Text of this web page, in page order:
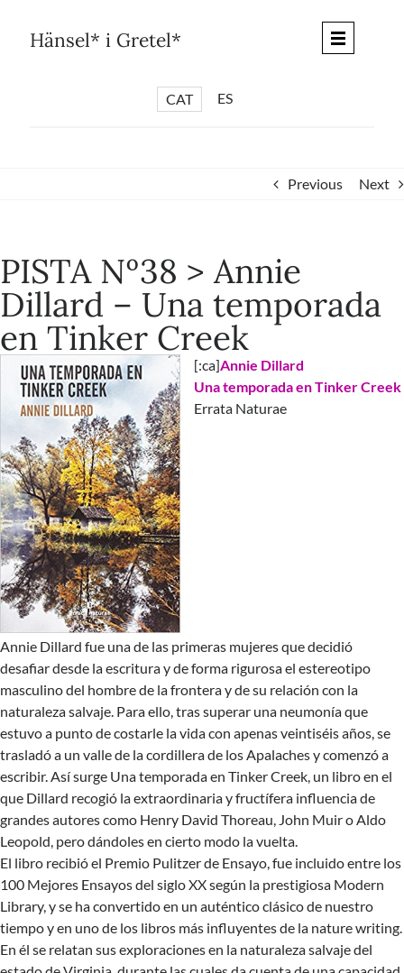
content
Hänsel* i Gretel*
CAT ES
*PISTES LITERÀRIES
*
SÈRIE CULTURAL
* DIARI DEL DIA DESPRÉS
*QUIOSC HÄNSEL* i GRETEL*
*UNIVERS HÄNSEL* i GRETEL*
Previous Next
PISTA Nº38 > Annie
Dillard – Una temporada
en Tinker Creek
[:ca]Annie Dillard
Una temporada en Tinker Creek
Errata Naturae
Annie Dillard fue una de las primeras mujeres que decidió
desafiar desde la escritura y de forma rigurosa el estereotipo
masculino del hombre de la frontera y de su relación con la
naturaleza salvaje. Para ello, tras superar una neumonía que
estuvo a punto de costarle la vida con apenas veintiséis años, se
trasladó a un valle de la cordillera de los Apalaches y comenzó a
escribir. Así surge Una temporada en Tinker Creek, un libro en el
que Dillard recogió la extraordinaria y fructífera influencia de
grandes autores como Henry David Thoreau, John Muir o Aldo
Leopold, pero dándoles en cierto modo la vuelta.
El libro recibió el Premio Pulitzer de Ensayo, fue incluido entre los
100 Mejores Ensayos del siglo XX según la prestigiosa Modern
Library, y se ha convertido en un auténtico clásico de nuestro
tiempo y en uno de los libros más influyentes de la nature writing.
En él se relatan sus exploraciones en la naturaleza salvaje del